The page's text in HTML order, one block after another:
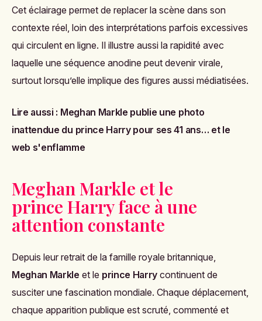
Cet éclairage permet de replacer la scène dans son
contexte réel, loin des interprétations parfois excessives
qui circulent en ligne. Il illustre aussi la rapidité avec
laquelle une séquence anodine peut devenir virale,
surtout lorsqu’elle implique des figures aussi médiatisées.
Lire aussi : Meghan Markle publie une photo
inattendue du prince Harry pour ses 41 ans… et le
web s'enflamme
Meghan Markle et le
prince Harry face à une
attention constante
Depuis leur retrait de la famille royale britannique,
Meghan Markle et le prince Harry continuent de
susciter une fascination mondiale. Chaque déplacement,
chaque apparition publique est scruté, commenté et